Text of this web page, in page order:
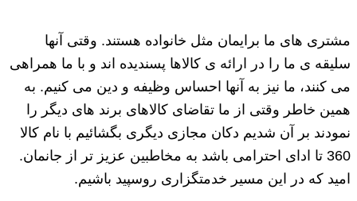
مشتری های ما برایمان مثل خانواده هستند. وقتی آنها
سلیقه ی ما را در ارائه ی کالاها پسندیده اند و با ما همراهی
می کنند، ما نیز به آنها احساس وظیفه و دین می کنیم. به
همین خاطر وقتی از ما تقاضای کالاهای برند های دیگر را
نمودند بر آن شدیم دکان مجازی دیگری بگشائیم با نام کالا
360 تا ادای احترامی باشد به مخاطبین عزیز تر از جانمان.
امید که در این مسیر خدمتگزاری روسپید باشیم.